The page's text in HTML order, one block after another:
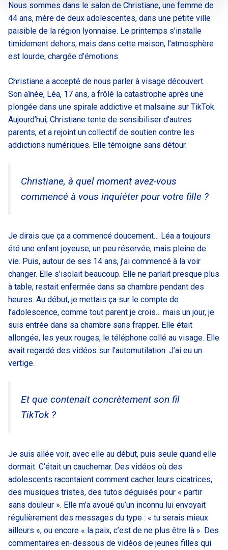
Nous sommes dans le salon de Christiane, une femme de
44 ans, mère de deux adolescentes, dans une petite ville
paisible de la région lyonnaise. Le printemps s’installe
timidement dehors, mais dans cette maison, l’atmosphère
est lourde, chargée d’émotions.
Christiane a accepté de nous parler à visage découvert.
Son aînée, Léa, 17 ans, a frôlé la catastrophe après une
plongée dans une spirale addictive et malsaine sur TikTok.
Aujourd’hui, Christiane tente de sensibiliser d’autres
parents, et a rejoint un collectif de soutien contre les
addictions numériques. Elle témoigne sans détour.
Christiane, à quel moment avez-vous
commencé à vous inquiéter pour votre fille ?
Je dirais que ça a commencé doucement… Léa a toujours
été une enfant joyeuse, un peu réservée, mais pleine de
vie. Puis, autour de ses 14 ans, j’ai commencé à la voir
changer. Elle s’isolait beaucoup. Elle ne parlait presque plus
à table, restait enfermée dans sa chambre pendant des
heures. Au début, je mettais ça sur le compte de
l’adolescence, comme tout parent je crois… mais un jour, je
suis entrée dans sa chambre sans frapper. Elle était
allongée, les yeux rouges, le téléphone collé au visage. Elle
avait regardé des vidéos sur l’automutilation. J’ai eu un
vertige.
Et que contenait concrètement son fil
TikTok ?
Je suis allée voir, avec elle au début, puis seule quand elle
dormait. C’était un cauchemar. Des vidéos où des
adolescents racontaient comment cacher leurs cicatrices,
des musiques tristes, des tutos déguisés pour « partir
sans douleur ». Elle m’a avoué qu’un inconnu lui envoyait
régulièrement des messages du type : « tu serais mieux
ailleurs », ou encore « la paix, c’est de ne plus être là ». Des
commentaires en-dessous de vidéos de jeunes filles qui